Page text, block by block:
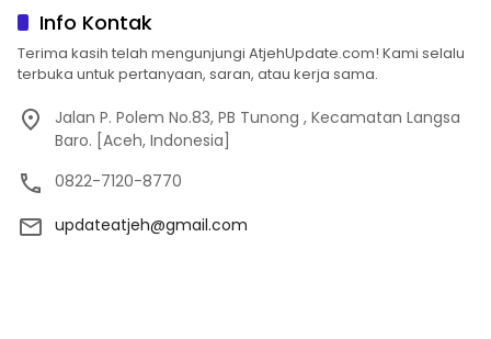
Info Kontak
Terima kasih telah mengunjungi AtjehUpdate.com! Kami selalu
terbuka untuk pertanyaan, saran, atau kerja sama.
Jalan P. Polem No.83, PB Tunong , Kecamatan Langsa
Baro. [Aceh, Indonesia]
0822-7120-8770
updateatjeh@gmail.com